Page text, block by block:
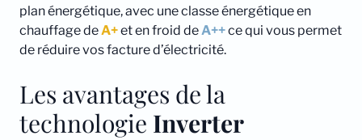
plan énergétique, avec une classe énergétique en
chauffage deA+et en froid deA++ce qui vous permet
de réduire vos facture d’électricité.
Les avantages de la
technologie Inverter